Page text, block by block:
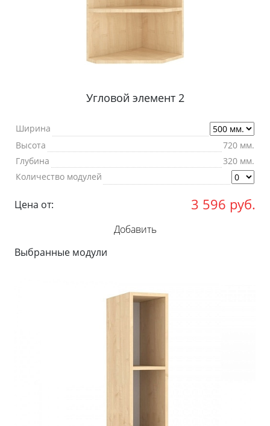
Угловой элемент 2
Ширина
Высота
720 мм.
Глубина
320 мм.
Количество модулей
Цена от: 3 596 руб.
Добавить
Выбранные модули